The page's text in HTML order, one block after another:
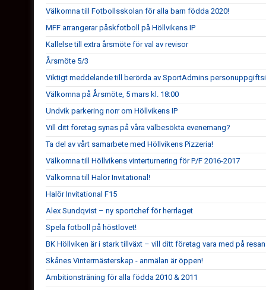
Välkomna till Fotbollsskolan för alla barn födda 2020!
MFF arrangerar påskfotboll på Höllvikens IP
Kallelse till extra årsmöte för val av revisor
Årsmöte 5/3
Viktigt meddelande till berörda av SportAdmins
Välkomna på Årsmöte, 5 mars kl. 18:00
Undvik parkering norr om Höllvikens IP
Vill ditt företag synas på våra välbesökta evenemang?
Ta del av vårt samarbete med Höllvikens Pizzeria!
Välkomna till Höllvikens vinterturnering för P/F 2016-2017
Välkomna till Halör Invitational!
Halör Invitational F15
Alex Sundqvist – ny sportchef för herrlaget
Spela fotboll på höstlovet!
BK Höllviken är i stark tillväxt – vill ditt företag vara med på
Skånes Vintermästerskap - anmälan är öppen!
Ambitionsträning för alla födda 2010 & 2011